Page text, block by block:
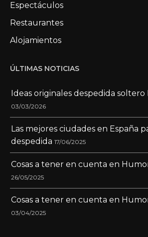
Espectáculos
Restaurantes
Alojamientos
ÚLTIMAS NOTICIAS
Ideas originales despedida soltero
03/03/2026
Las mejores ciudades en España
despedida 17/06/2025
Cosas a tener en cuenta en
26/05/2025
Cosas a tener en cuenta en
03/04/2025